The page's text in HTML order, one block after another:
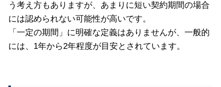
う考え方もありますが、あまりに短い契約期間の場合
には認められない可能性が高いです。
「一定の期間」に明確な定義はありませんが、一般的
には、 1年から2年程度が目安とされています。